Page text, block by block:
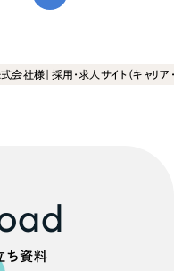
社様｜採用・求人サイト（キャリア
ち資料